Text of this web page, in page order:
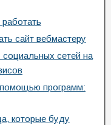
работать
сайт вебмастеру
социальных сетей на
помощью программ:
которые буду